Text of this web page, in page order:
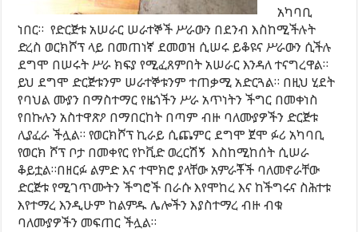
አካባቢ
ነበር። የድርጅቱ አሠራር ሠራተኞች ሥራውን በደንብ እስከሚችሉት
ድረስ ወርክሾፕ ላይ በመጠነኛ ደመወዝ ሲሠሩ ይቆዩና ሥራውን ሲችሉ
ደግሞ በሠሩት ሥራ ክፍያ የሚፈጸምበት አሠራር እንዳለ ተናግረዋል።
ይህ ደግሞ ድርጅቱንም ሠራተኞቱንም ተጠቃሚ አድርጓል። በዚህ ሂደት
የባህል ሙያን በማስተማር የዜጎችን ሥራ አጥነትን ችግር በመቀነስ
የበኩሉን አስተዋጽዖ በማበርከት በጣም ብዙ ባለሙያዎችን ድርጅቱ
ሊያፈራ ችሏል። የወርክሾፕ ኪራይ ሲጨምር ደግሞ ጀሞ ፉሪ አካባቢ
የወርክ ሾፕ ቦታ በመቀየር የኮቪድ ወረርሽኝ እስከሚከሰት ሲሠራ
ቆይቷል።በዘርፉ ልምድ እና ተሞክሮ ያላቸው አምራቾች ባለመኖራቸው
ድርጅቱ የሚገጥሙትን ችግሮች በራሱ እየሞከረ እና ከችግሩና ስሕተቱ
እየተማረ እንዲሁም ከልምዱ ሌሎችን እያስተማረ ብዙ ብቁ
ባለሙያዎችን መፍጠር ችሏል።